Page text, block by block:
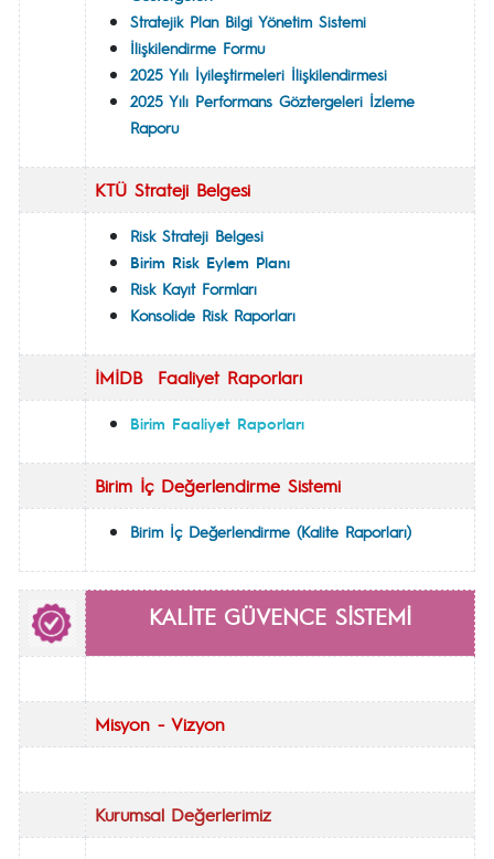
Stratejik Plan Bilgi Yönetim Sistemi
İlişkilendirme Formu
2025 Yılı İyileştirmeleri İlişkilendirmesi
2025 Yılı Performans Göztergeleri İzleme
Raporu
KTÜ Strateji Belgesi
Risk Strateji Belgesi
Birim Risk Eylem Planı
Risk Kayıt Formları
Konsolide Risk Raporları
İMİDB Faaliyet Raporları
Birim Faaliyet Raporları
Birim İç Değerlendirme Sistemi
Birim İç Değerlendirme (Kalite Raporları)
KALİTE GÜVENCE SİSTEMİ
Misyon - Vizyon
Kurumsal Değerlerimiz